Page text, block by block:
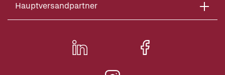
Hauptversandpartner